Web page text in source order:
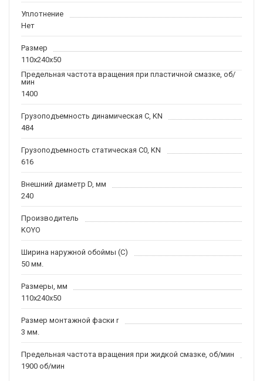
Уплотнение
Нет
Размер
110x240x50
Предельная частота вращения при пластичной смазке, об/
мин
1400
Грузоподъемность динамическая C, KN
484
Грузоподъемность статическая C0, KN
616
Внешний диаметр D, мм
240
Производитель
KOYO
Ширина наружной обоймы (C)
50 мм.
Размеры, мм
110x240x50
Размер монтажной фаски r
3 мм.
Предельная частота вращения при жидкой смазке, об/мин
1900 об/мин